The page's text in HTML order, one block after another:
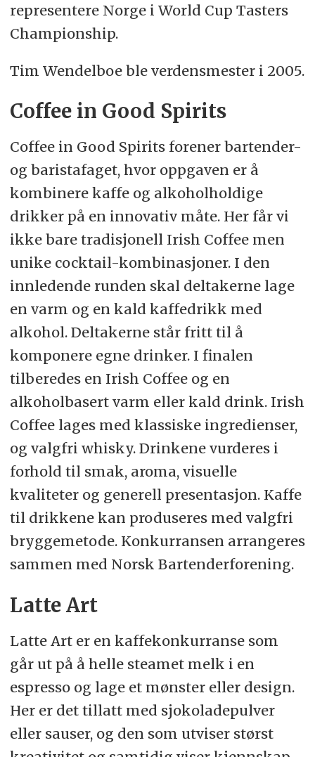
representere Norge i World Cup Tasters
Championship.
Tim Wendelboe ble verdensmester i 2005.
Coffee in Good Spirits
Coffee in Good Spirits forener bartender-
og baristafaget, hvor oppgaven er å
kombinere kaffe og alkoholholdige
drikker på en innovativ måte. Her får vi
ikke bare tradisjonell Irish Coffee men
unike cocktail-kombinasjoner. I den
innledende runden skal deltakerne lage
en varm og en kald kaffedrikk med
alkohol. Deltakerne står fritt til å
komponere egne drinker. I finalen
tilberedes en Irish Coffee og en
alkoholbasert varm eller kald drink. Irish
Coffee lages med klassiske ingredienser,
og valgfri whisky. Drinkene vurderes i
forhold til smak, aroma, visuelle
kvaliteter og generell presentasjon. Kaffe
til drikkene kan produseres med valgfri
bryggemetode. Konkurransen arrangeres
sammen med Norsk Bartenderforening.
Latte Art
Latte Art er en kaffekonkurranse som
går ut på å helle steamet melk i en
espresso og lage et mønster eller design.
Her er det tillatt med sjokoladepulver
eller sauser, og den som utviser størst